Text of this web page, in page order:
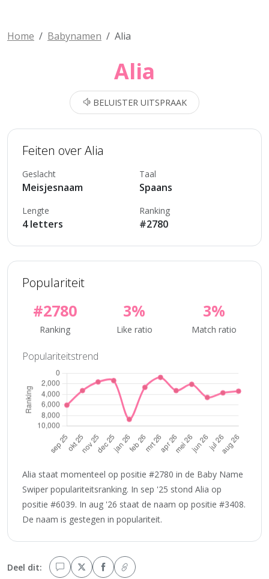
Home Babynamen Alia
Alia
BELUISTER UITSPRAAK
Feiten over Alia
Geslacht
Meisjesnaam
Taal
Spaans
Lengte
4 letters
Ranking
#2780
Populariteit
#2780
Ranking
3%
Like ratio
3%
Match ratio
Populariteitstrend
Alia staat momenteel op positie #2780 in de Baby Name
Swiper populariteitsranking. In sep '25 stond Alia op
positie #6039. In aug '26 staat de naam op positie #3408.
De naam is gestegen in populariteit.
Deel dit: